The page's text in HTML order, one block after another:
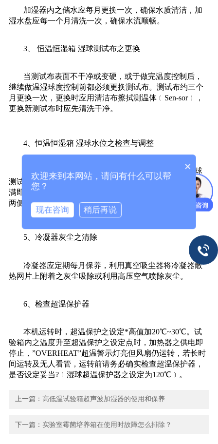
加湿器内之储水应每月更换一次，确保水质清洁，加
湿水盘应每一个月清洗一次，确保水流顺畅。
3、 恒温恒湿箱 湿球测试布之更换
当测试布表面不干净或变硬，或于做完温度控制后，
继续做温湿球度控制前都必须更换测试布。测试布约三个
月更换一次，更换时应用清洁布擦拭测温体﹝Sen-sor﹞，
更换新测试布时应先清洗干净。
4、恒温恒湿箱 湿球水位之检查与调整
积水筒水位不可过高，使水溢出积水筒或过低使湿球
测试布吸水不正常，影响湿球的准确性?水位大约保持六分
满即可。积水筒水位之调整，可调整积水盒的高低﹝调整
两侧螺丝﹞。
5、冷凝器灰尘之清除
冷凝器应定期每月保养，利用真空吸尘器将冷凝器散
热网片上附着之灰尘吸除或利用高压空气喷除灰尘。
6、检查超温保护器
本机运转时，超温保护之设定*高值加20℃~30℃。试
验箱内之温度升至超温保护之设定点时，加热器之供电即
停止，”OVERHEAT”超温警示灯亮但风扇仍运转，若长时
间运转及无人看管，运转前请务必确实检查超温保护器，
是否设定妥当?﹝湿球超温保护器之设定为120℃﹞。
上一篇： 高低温试验箱超声波加湿器的使用和保养
下一篇： 实验室霉菌培养箱在使用时故障怎么排除？
×
欢迎来到本网站，请问有什么可以帮
您？
现在咨询 稍后再说